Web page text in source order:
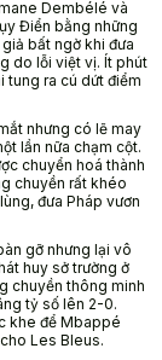
Dembélé và
Điển bằng những
bất ngờ khi đưa
do lỗi việt vị. Ít phút
tung ra cú dứt điểm
nhưng có lẽ may
lần nữa chạm cột.
chuyển hoá thành
chuyền rất khéo
đưa Pháp vươn
gỡ nhưng lại vô
huy sở trường ở
chuyền thông minh
tỷ số lên 2-0.
khe để Mbappé
Les Bleus.